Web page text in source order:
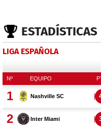
ESTADÍSTICAS
LIGA ESPAÑOLA